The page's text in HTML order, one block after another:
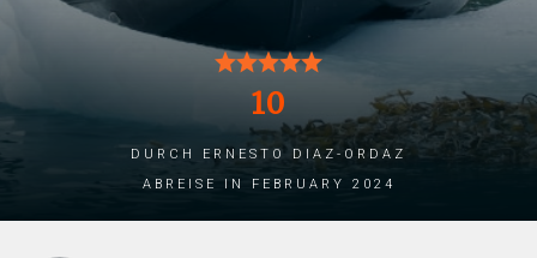
10
durch Ernesto Diaz-Ordaz
Abreise in February 2024